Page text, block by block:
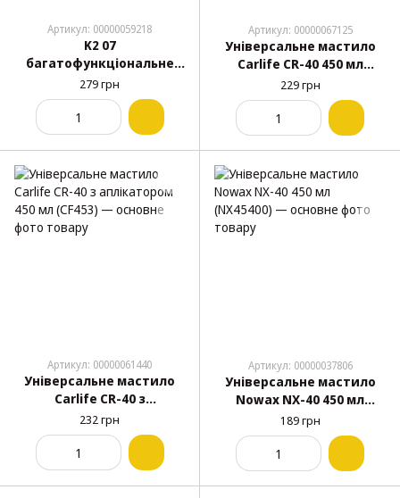
Артикул: 00000059218
K2 07
багатофункціональне
мастило 400 мл
279 грн
Артикул: 00000067125
Універсальне мастило
Carlife CR-40 450 мл
(CF452)
229 грн
Артикул: 00000061440
Універсальне мастило
Carlife CR-40 з
аплікатором 450 мл
(CF453)
232 грн
Артикул: 00000037806
Універсальне мастило
Nowax NX-40 450 мл
(NX45400)
189 грн